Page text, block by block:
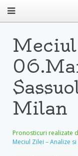
Milan
Pronosticuri realizate
Meciul Zilei – Analize